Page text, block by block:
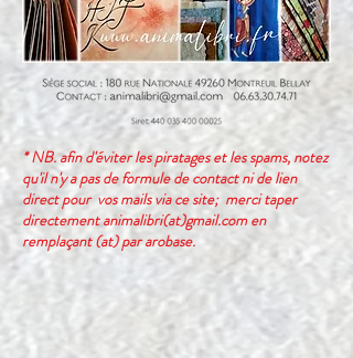
* NB. afin d'éviter les piratages et les spams, notez
qu'il n'y a pas de formule de contact ni de lien
direct pour vos mails via ce site; merci taper
directement animalibri(at)gmail.com en
remplaçant (at) par arobase.